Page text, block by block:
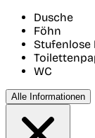
Dusche
Föhn
Stufenlose
WC
Alle Informationen